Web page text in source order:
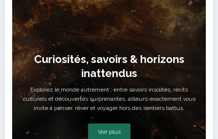
Curiosités, savoirs & horizons
inattendus
Explorez le monde autrement : entre savoirs insolites, récits
culturels et découvertes surprenantes, ailleurs-exactement vous
invite à penser, rêver et voyager hors des sentiers battus.
Voir plus